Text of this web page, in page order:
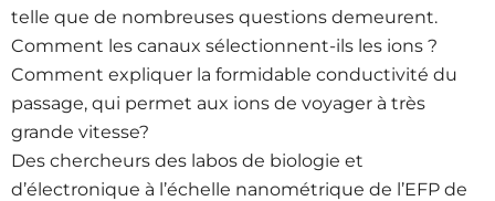
telle que de nombreuses questions demeurent.
Comment les canaux sélectionnent-ils les ions ?
Comment expliquer la formidable conductivité du
passage, qui permet aux ions de voyager à très
grande vitesse?
Des chercheurs des labos de biologie et
d’électronique à l’échelle nanométrique de l’EFP de